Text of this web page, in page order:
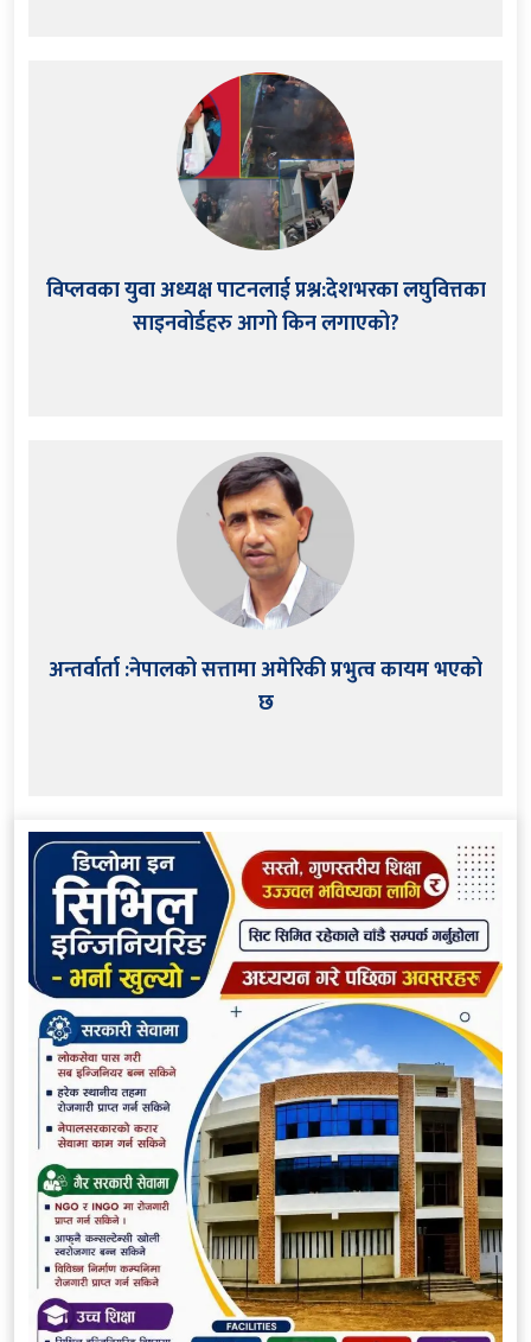
विप्लवका युवा अध्यक्ष पाटनलाई प्रश्न:देशभरका लघुवित्तका
साइनवोर्डहरु आगो किन लगाएको?
अन्तर्वार्ता :नेपालको सत्तामा अमेरिकी प्रभुत्व कायम भएको
छ